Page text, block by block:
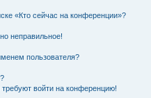
«Кто сейчас на конференции»?
неправильное!
пользователя?
войти на конференцию!